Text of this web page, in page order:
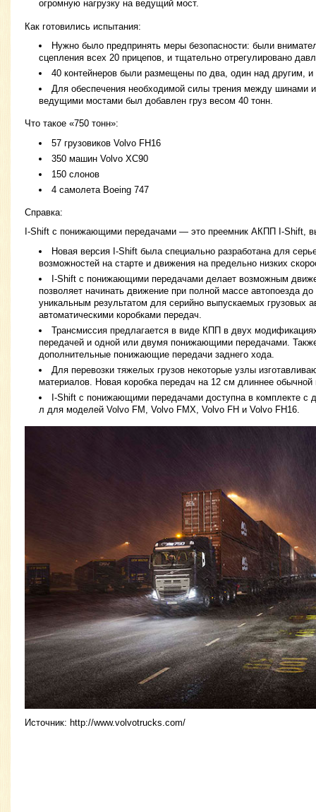
огромную нагрузку на ведущий мост.
Как готовились испытания:
Нужно было предпринять меры безопасности: были
сцепления всех 20 прицепов, и тщательно отрегулировано
40 контейнеров были размещены по два, один над другим,
Для обеспечения необходимой силы трения между шинами
ведущими мостами был добавлен груз весом 40 тонн.
Что такое «750 тонн»:
57 грузовиков Volvo FH16
350 машин Volvo XC90
150 слонов
4 самолета Boeing 747
Справка:
I-Shift с понижающими передачами — это преемник АКПП I-Shift,
Новая версия I-Shift была специально разработана для
возможностей на старте и движения на предельно низких
I-Shift с понижающими передачами делает возможным
позволяет начинать движение при полной массе автопоезда до
уникальным результатом для серийно выпускаемых грузовых
автоматическими коробками передач.
Трансмиссия предлагается в виде КПП в двух
передачей и одной или двумя понижающими передачами.
дополнительные понижающие передачи заднего хода.
Для перевозки тяжелых грузов некоторые узлы
материалов. Новая коробка передач на 12 см длиннее обычной
I-Shift с понижающими передачами доступна в комплекте с
л для моделей Volvo FM, Volvo FMX, Volvo FH и Volvo FH16.
Источник: http://www.volvotrucks.com/